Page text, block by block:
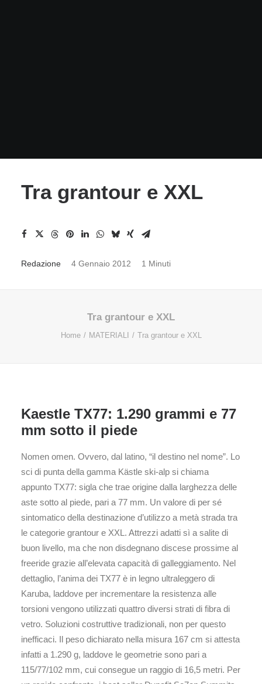
Tra grantour e XXL
Redazione 4 Gennaio 2012 1 Minuti
Tra grantour e XXL
Home MATERIALI Tra grantour e XXL
Kaestle TX77: 1.290 grammi e 77
mm sotto il piede
Nomen omen. Ovvero, dal latino, “il destino nel nome”. Lo
sci di punta della gamma Kästle ski-alp si chiama
appunto TX77: sigla che trae origine dalla larghezza delle
aste sotto al piede, pari a 77 mm. Un valore di per sé
sintomatico della destinazione d’utilizzo a metà strada tra
le categorie grantour e XXL. Attrezzi adatti sì a salite di
buon livello, ma che non disdegnano discese prossime al
freeride grazie all’elevata capacità di galleggiamento. Nel
dettaglio, l’anima dei TX77 è in legno ultraleggero di
Karuba, laddove per incrementare la resistenza alle
torsioni vengono utilizzati quattro diversi strati di fibra di
vetro. Soluzioni costruttive tradizionali, non per questo
inefficaci. Il peso dichiarato nella misura 167 cm si attesta
infatti a 1.290 g, laddove le geometrie sono pari a
115/77/102 mm, cui consegue un raggio di 16,5 metri. Per